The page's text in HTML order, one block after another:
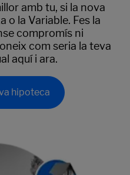
amb tu, si la nova
o la Variable. Fes la
compromís ni
com seria la teva
aquí i ara.
hipoteca